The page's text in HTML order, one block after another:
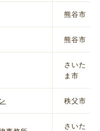
熊谷市
熊谷市
さいた
ま市
秩父市
さいた